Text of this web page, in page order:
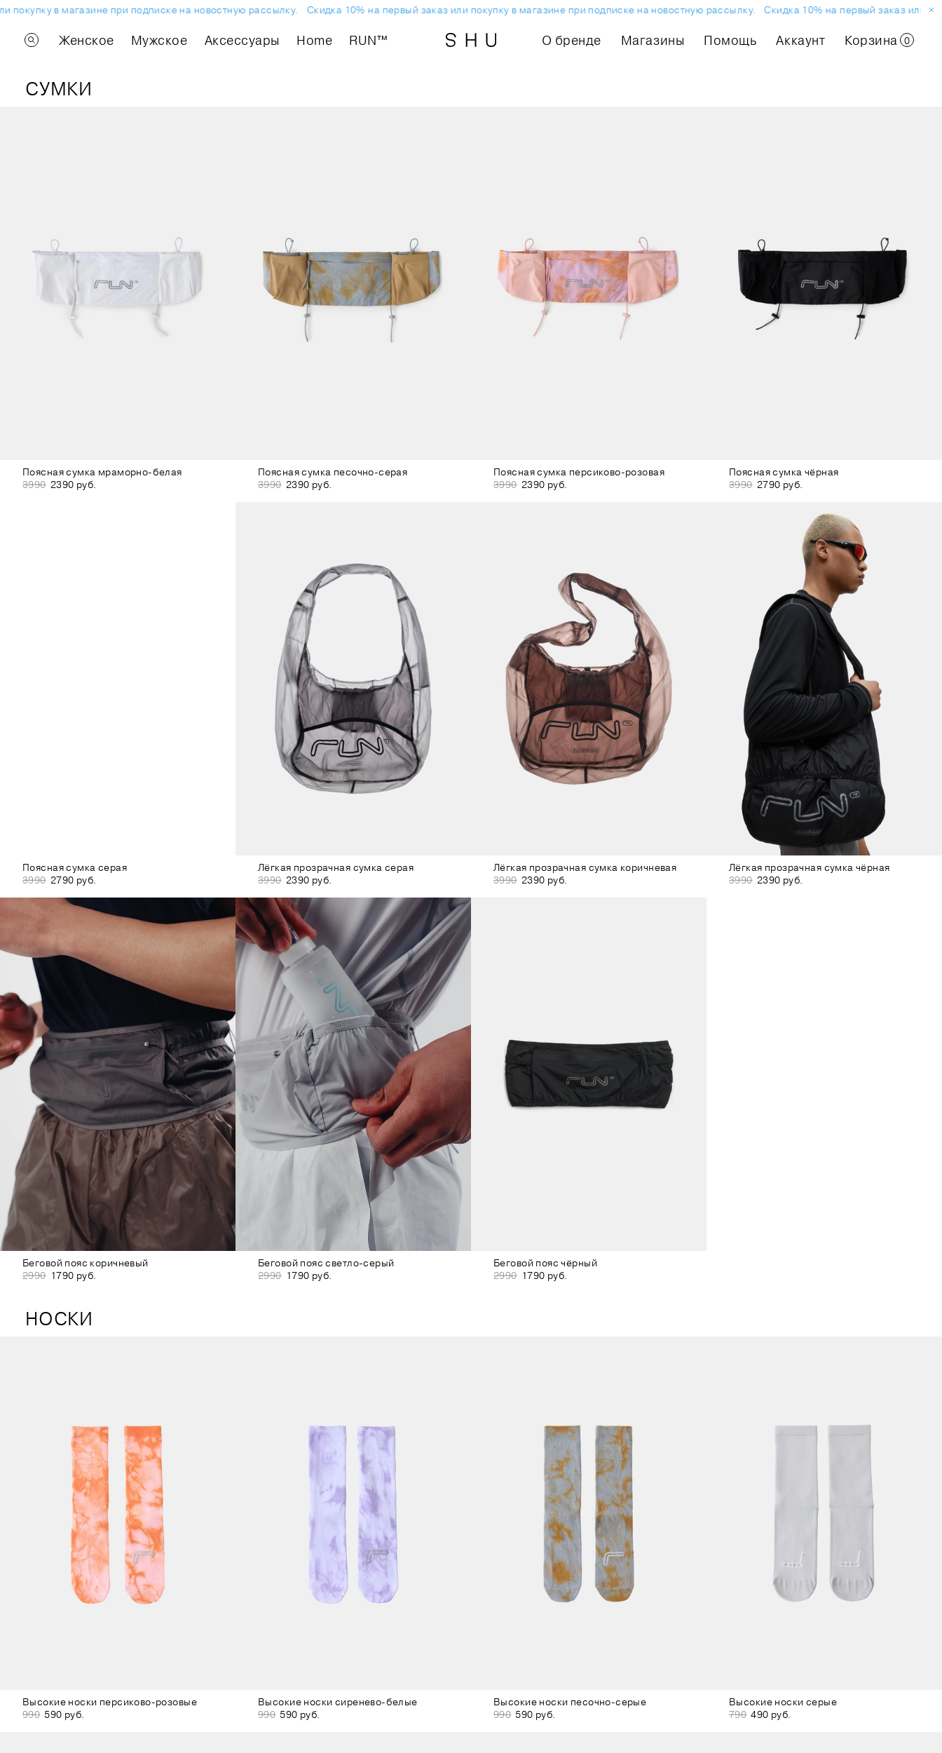
в магазине при подписке на новостную рассылку. Скидка 10% на первый заказ или покупку в магазине при подписке на новостную рассылку. Скидка 10% на первый заказ или
Женское Мужское Аксессуары Home RUN™ О бренде Магазины Помощь Аккаунт Корзина 0
СУМКИ
Поясная сумка мраморно-белая
3990 2390 руб.
Поясная сумка песочно-серая
3990 2390 руб.
Поясная сумка персиково-розовая
3990 2390 руб.
Поясная сумка чёрная
3990 2790 руб.
Поясная сумка серая
3990 2790 руб.
Лёгкая прозрачная сумка серая
3990 2390 руб.
Лёгкая прозрачная сумка коричневая
3990 2390 руб.
Лёгкая прозрачная сумка чёрная
3990 2390 руб.
Беговой пояс коричневый
2990 1790 руб.
Беговой пояс светло-серый
2990 1790 руб.
Беговой пояс чёрный
2990 1790 руб.
НОСКИ
Высокие носки персиково-розовые
990 590 руб.
Высокие носки сиренево-белые
990 590 руб.
Высокие носки песочно-серые
990 590 руб.
Высокие носки серые
790 490 руб.